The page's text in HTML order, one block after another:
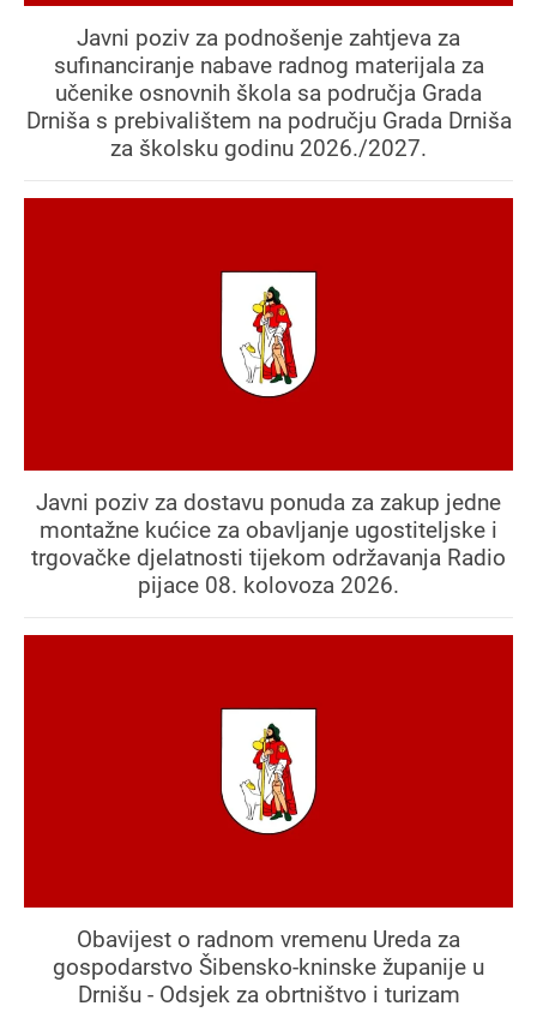
Javni poziv za podnošenje zahtjeva za
sufinanciranje nabave radnog materijala za
učenike osnovnih škola sa područja Grada
Drniša s prebivalištem na području Grada Drniša
za školsku godinu 2026./2027.
Javni poziv za dostavu ponuda za zakup jedne
montažne kućice za obavljanje ugostiteljske i
trgovačke djelatnosti tijekom održavanja Radio
pijace 08. kolovoza 2026.
Obavijest o radnom vremenu Ureda za
gospodarstvo Šibensko-kninske županije u
Drnišu - Odsjek za obrtništvo i turizam